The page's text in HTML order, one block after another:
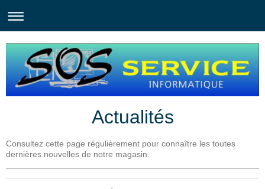
Actualités
Consultez cette page régulièrement pour connaître les toutes
dernières nouvelles de notre magasin.